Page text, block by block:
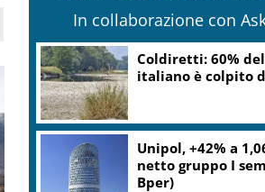
In collaborazione con
Coldiretti: 60%
italiano è colpito
Unipol, +42% a
netto gruppo I
Bper)